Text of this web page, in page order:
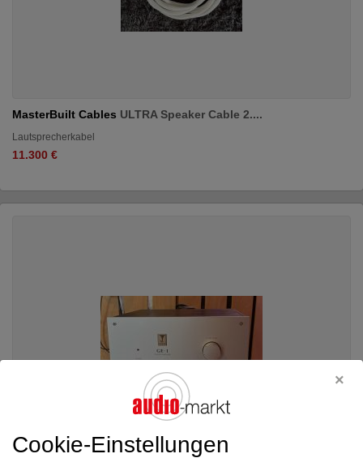
MasterBuilt Cables ULTRA Speaker Cable 2....
Lautsprecherkabel
11.300 €
Cookie-Einstellungen